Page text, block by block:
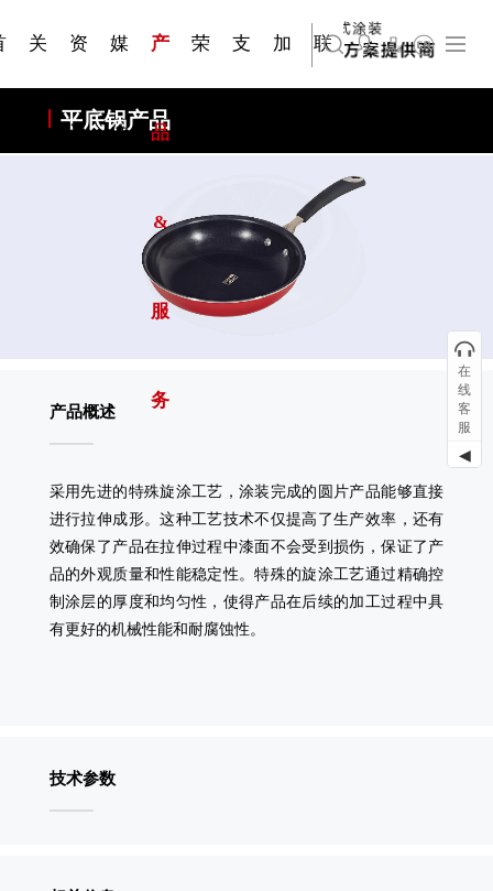
关
发展大事记
资
讯
媒
体
产
品
&
服
务
荣
支
加
联
上海苏古德智能设备有限公司
English
平底锅产品
产品概述
采用先进的特殊旋涂工艺，涂装完成的圆片产品能够直接
进行拉伸成形。这种工艺技术不仅提高了生产效率，还有
效确保了产品在拉伸过程中漆面不会受到损伤，保证了产
品的外观质量和性能稳定性。特殊的旋涂工艺通过精确控
制涂层的厚度和均匀性，使得产品在后续的加工过程中具
有更好的机械性能和耐腐蚀性。
技术参数
在
线
客
服
◀